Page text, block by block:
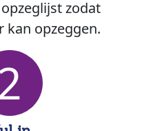
zodat
kan opzeggen.